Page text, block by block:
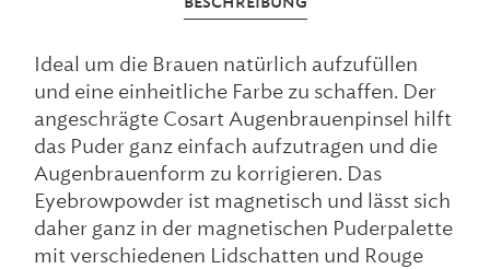
Ideal um die Brauen natürlich aufzufüllen
und eine einheitliche Farbe zu schaffen. Der
angeschrägte Cosart Augenbrauenpinsel hilft
das Puder ganz einfach aufzutragen und die
Augenbrauenform zu korrigieren. Das
Eyebrowpowder ist magnetisch und lässt sich
daher ganz in der magnetischen Puderpalette
mit verschiedenen Lidschatten und Rouge